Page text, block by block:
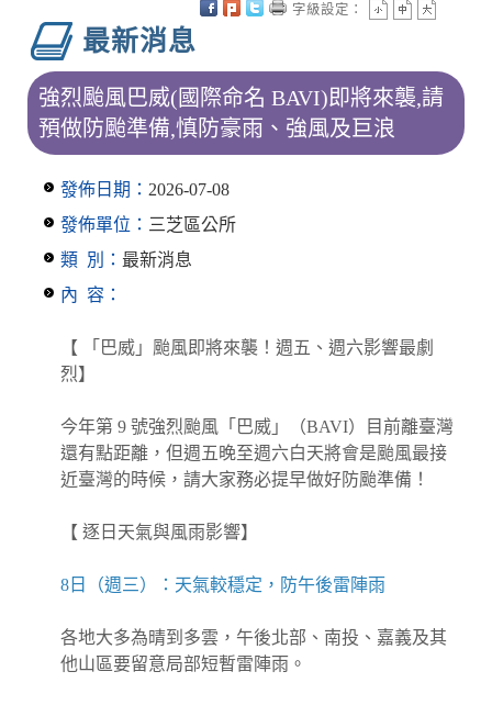
最新消息
字級設定：
強烈颱風巴威(國際命名 BAVI)即將來襲,請
預做防颱準備,慎防豪雨、強風及巨浪
發佈日期： 2026-07-08
發佈單位： 三芝區公所
類 別： 最新消息
內 容：
【 「巴威」颱風即將來襲！週五、週六影響最劇
烈】
今年第 9 號強烈颱風「巴威」（BAVI）目前離臺灣
還有點距離，但週五晚至週六白天將會是颱風最接
近臺灣的時候，請大家務必提早做好防颱準備！
【 逐日天氣與風雨影響】
8日（週三）：天氣較穩定，防午後雷陣雨
各地大多為晴到多雲，午後北部、南投、嘉義及其
他山區要留意局部短暫雷陣雨。